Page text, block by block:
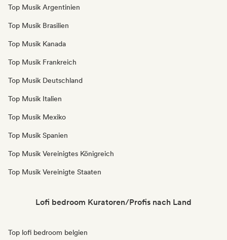
Top Musik Argentinien
Top Musik Brasilien
Top Musik Kanada
Top Musik Frankreich
Top Musik Deutschland
Top Musik Italien
Top Musik Mexiko
Top Musik Spanien
Top Musik Vereinigtes Königreich
Top Musik Vereinigte Staaten
Lofi bedroom Kuratoren/Profis nach Land
Top lofi bedroom belgien